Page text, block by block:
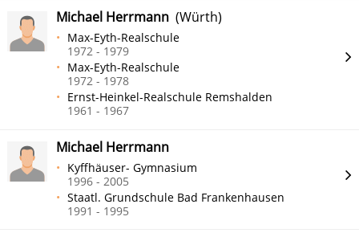
Michael Herrmann (Würth)
Max-Eyth-Realschule
1972 - 1979
Max-Eyth-Realschule
1972 - 1978
Ernst-Heinkel-Realschule Remshalden
1961 - 1967
Michael Herrmann
Kyffhäuser- Gymnasium
1996 - 2005
Staatl. Grundschule Bad Frankenhausen
1991 - 1995